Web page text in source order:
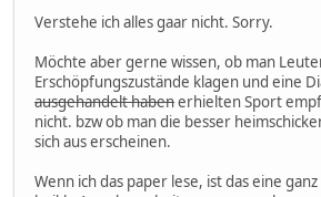
Verstehe ich alles gaar nicht. Sorry.
Möchte aber gerne wissen, ob man
Erschöpfungszustände klagen und eine
ausgehandelt habenerhielten Sport
nicht. bzw ob man die besser
sich aus erscheinen.
Wenn ich das paper lese, ist das eine